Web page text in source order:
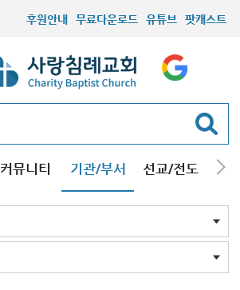
후원안내 무료다운로드 유튜브 팟캐스트
커뮤니티 기관/부서 선교/전도 질